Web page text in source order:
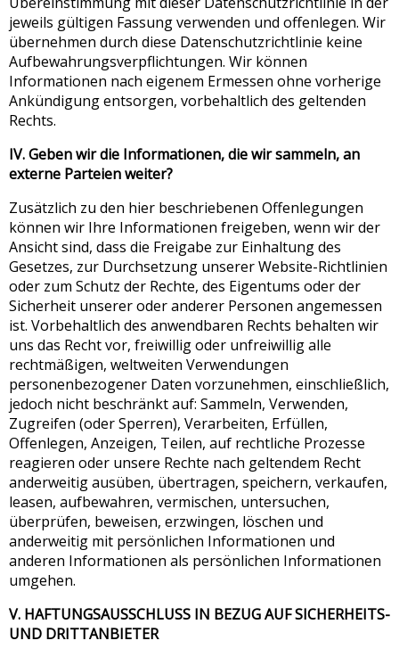
jeweils gültigen Fassung verwenden und offenlegen. Wir
übernehmen durch diese Datenschutzrichtlinie keine
Aufbewahrungsverpflichtungen. Wir können
Informationen nach eigenem Ermessen ohne vorherige
Ankündigung entsorgen, vorbehaltlich des geltenden
Rechts.
IV. Geben wir die Informationen, die wir sammeln, an
externe Parteien weiter?
Zusätzlich zu den hier beschriebenen Offenlegungen
können wir Ihre Informationen freigeben, wenn wir der
Ansicht sind, dass die Freigabe zur Einhaltung des
Gesetzes, zur Durchsetzung unserer Website-Richtlinien
oder zum Schutz der Rechte, des Eigentums oder der
Sicherheit unserer oder anderer Personen angemessen
ist. Vorbehaltlich des anwendbaren Rechts behalten wir
uns das Recht vor, freiwillig oder unfreiwillig alle
rechtmäßigen, weltweiten Verwendungen
personenbezogener Daten vorzunehmen, einschließlich,
jedoch nicht beschränkt auf: Sammeln, Verwenden,
Zugreifen (oder Sperren), Verarbeiten, Erfüllen,
Offenlegen, Anzeigen, Teilen, auf rechtliche Prozesse
reagieren oder unsere Rechte nach geltendem Recht
anderweitig ausüben, übertragen, speichern, verkaufen,
leasen, aufbewahren, vermischen, untersuchen,
überprüfen, beweisen, erzwingen, löschen und
anderweitig mit persönlichen Informationen und
anderen Informationen als persönlichen Informationen
umgehen.
V. HAFTUNGSAUSSCHLUSS IN BEZUG AUF SICHERHEITS-
UND DRITTANBIETER